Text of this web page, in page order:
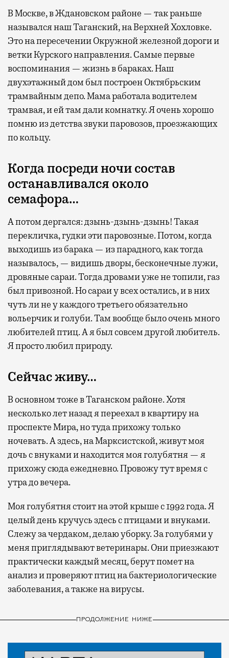
В Москве, в Ждановском районе — так раньше
назывался наш Таганский, на Верхней Хохловке.
Это на пересечении Окружной железной дороги и
ветки Курского направления. Самые первые
воспоминания — жизнь в бараках. Наш
двухэтажный дом был построен Октябрьским
трамвайным депо. Мама работала водителем
трамвая, и ей там дали комнатку. Я очень хорошо
помню из детства звуки паровозов, проезжающих
по кольцу.
Когда посреди ночи состав
останавливался около
семафора…
А потом дергался: дзынь-дзынь-дзынь! Такая
перекличка, гудки эти паровозные. Потом, когда
выходишь из барака — из парадного, как тогда
называлось, — видишь дворы, бесконечные лужи,
дровяные сараи. Тогда дровами уже не топили, газ
был привозной. Но сараи у всех остались, и в них
чуть ли не у каждого третьего обязательно
вольерчик и голуби. Там вообще было очень много
любителей птиц. А я был совсем другой любитель.
Я просто любил природу.
Сейчас живу…
В основном тоже в Таганском районе. Хотя
несколько лет назад я переехал в квартиру на
проспекте Мира, но туда прихожу только
ночевать. А здесь, на Марксистской, живут моя
дочь с внуками и находится моя голубятня — я
прихожу сюда ежедневно. Провожу тут время с
утра до вечера.
Моя голубятня стоит на этой крыше с 1992 года. Я
целый день кручусь здесь с птицами и внуками.
Слежу за чердаком, делаю уборку. За голубями у
меня приглядывают ветеринары. Они приезжают
практически каждый месяц, берут помет на
анализ и проверяют птиц на бактериологические
заболевания, а также на вирусы.
ПРОДОЛЖЕНИЕ НИЖЕ